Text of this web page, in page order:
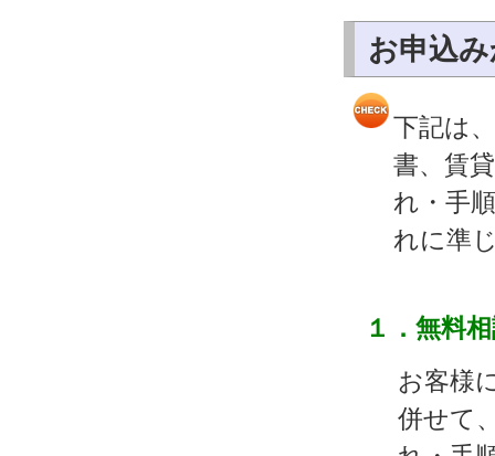
お申込
下記は
書、賃
れ・手
れに準
１．無料
お客様
併せて